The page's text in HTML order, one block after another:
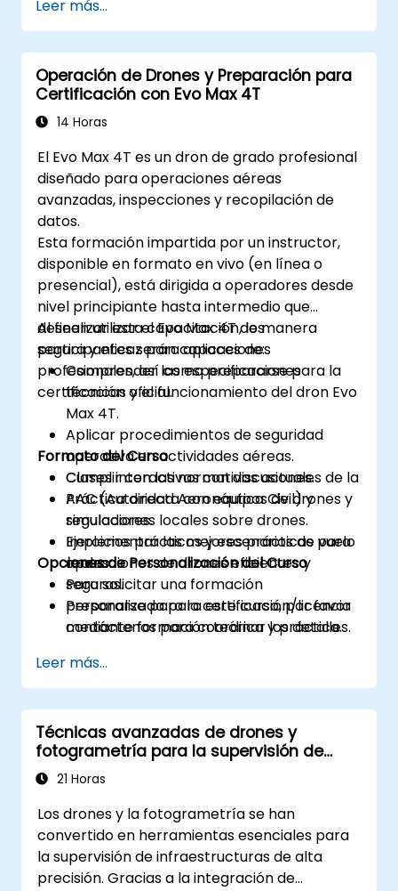
Aprender a operar el robot ABB IRB
2600ID de manera segura y efectiva.
Conocer las normativas y procedimientos
de seguridad relacionados con las
operaciones de soldadura robótica.
Leer más...
Operación de Drones y Preparación para
Certificación con Evo Max 4T
14 Horas
El Evo Max 4T es un dron de grado profesional
diseñado para operaciones aéreas
avanzadas, inspecciones y recopilación de
datos.
Esta formación impartida por un instructor,
disponible en formato en vivo (en línea o
presencial), está dirigida a operadores desde
nivel principiante hasta intermedio que
deseen utilizar el Evo Max 4T de manera
segura y eficaz para aplicaciones
profesionales, así como prepararse para la
certificación oficial.
Al finalizar esta capacitación, los
participantes serán capaces de:
Comprender las especificaciones
técnicas y el funcionamiento del dron Evo
Max 4T.
Aplicar procedimientos de seguridad
operativa en actividades aéreas.
Cumplir con las normativas actuales de la
AAC (Autoridad Aeronáutica Civil) y
regulaciones locales sobre drones.
Implementar las mejores prácticas para
operaciones de drones eficientes y
seguras.
Prepararse para la certificación/licencia
mediante formación teórica y práctica.
Formato del Curso
Clases interactivas con discusiones.
Práctica directa con equipos de drones y
simuladores.
Ejercicios prácticos y escenarios de vuelo
reales.
Opciones de Personalización del Curso
Para solicitar una formación
personalizada para este curso, por favor
contáctenos para coordinar los detalles.
Leer más...
Técnicas avanzadas de drones y
fotogrametría para la supervisión de
infraestructuras
21 Horas
Los drones y la fotogrametría se han
convertido en herramientas esenciales para
la supervisión de infraestructuras de alta
precisión. Gracias a la integración de